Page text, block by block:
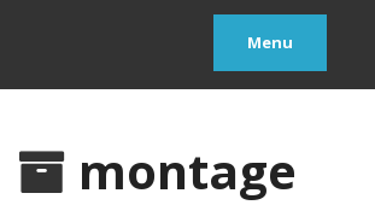
Menu
montage